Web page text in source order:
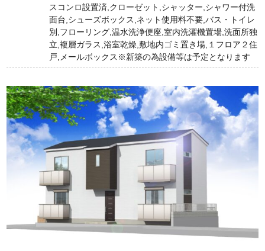
スコンロ設置済,クローゼット,シャッター,シャワー付洗
面台,シューズボックス,ネット使用料不要,バス・トイレ
別,フローリング,温水洗浄便座,室内洗濯機置場,洗面所独
立,複層ガラス,浴室乾燥,敷地内ゴミ置き場,１フロア２住
戸,メールボックス※新築の為設備等は予定となります